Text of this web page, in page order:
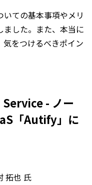
ての基本事項やメリ
ました。また、本当に
をつけるべきポイン
- ノー
「Autify」に
拓也 氏